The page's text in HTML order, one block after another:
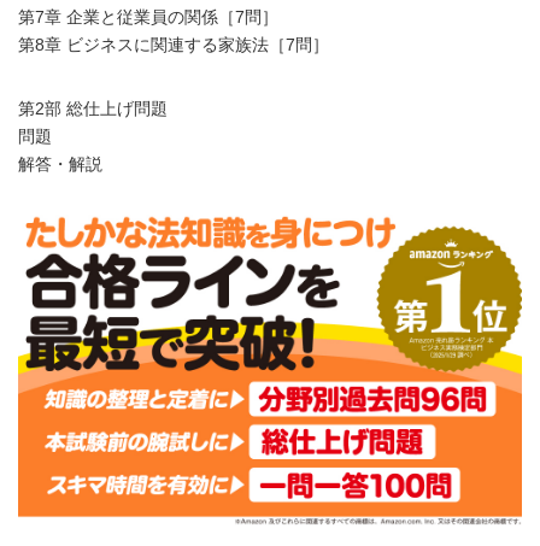
第7章 企業と従業員の関係［7問］
第8章 ビジネスに関連する家族法［7問］
第2部 総仕上げ問題
問題
解答・解説